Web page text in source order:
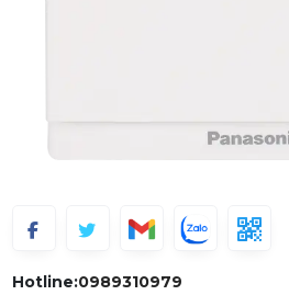
Hotline:0989310979